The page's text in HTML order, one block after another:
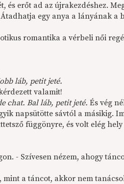
és erőt ad az újrakezdéshez.
egy anya a lányának a
romantika a vérbeli női
láb, petit jeté.
valamit!
chat. Bal láb, petit jeté. És vég
napsütötte sávtól a másikig.
függönyre, és volt elég
- Szívesen nézem, ahogy
mint a táncot, akkor nem